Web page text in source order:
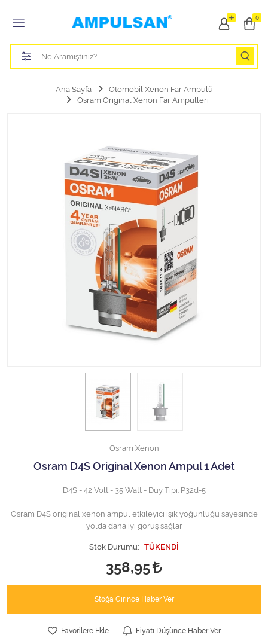
0
Tüm Kategoriler
Led Aydınlatma Ampulü
Otomobil Halojen Far Ampulü
Otomobil Led Far Ampulü
Otomobil Halojen Park Ampulü
Otomobil Led Park Ampulü
Otomobil Gösterge Ampulü
Halojen Off Road Rally Ampulü
Motosiklet Halojen Far Ampulü
Kamyon Halojen Far Ampulü
Kamyon Gösterge Ampulü
Ana Sayfa
Otomobil Xenon Far Ampulü
Osram Original Xenon Far Ampulleri
Osram Xenon
Osram D4S Original Xenon Ampul 1 Adet
D4S - 42 Volt - 35 Watt - Duy Tipi: P32d-5
Osram D4S original xenon ampul etkileyici ışık yoğunluğu sayesinde
yolda daha iyi görüş sağlar
Stok Durumu: TÜKENDİ
358,95
Stoğa Girince Haber Ver
Favorilere Ekle Fiyatı Düşünce Haber Ver